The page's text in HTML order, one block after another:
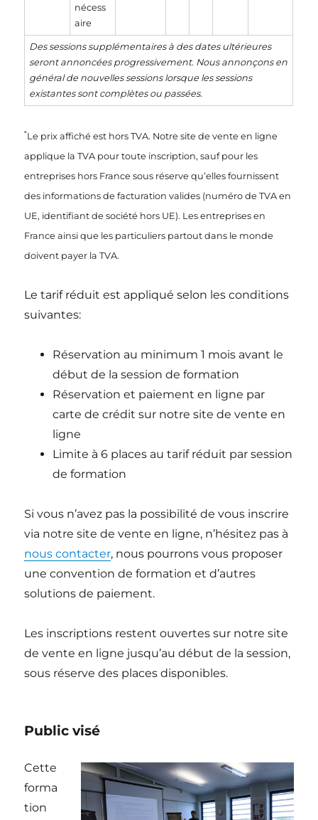
nécess
aire
Des sessions supplémentaires à des dates ultérieures
seront annoncées progressivement. Nous annonçons en
général de nouvelles sessions lorsque les sessions
existantes sont complètes ou passées.
*Le prix affiché est hors TVA. Notre site de vente en ligne
applique la TVA pour toute inscription, sauf pour les
entreprises hors France sous réserve qu’elles fournissent
des informations de facturation valides (numéro de TVA en
UE, identifiant de société hors UE). Les entreprises en
France ainsi que les particuliers partout dans le monde
doivent payer la TVA.
Le tarif réduit est appliqué selon les conditions
suivantes:
Réservation au minimum 1 mois avant le
début de la session de formation
Réservation et paiement en ligne par
carte de crédit sur notre site de vente en
ligne
Limite à 6 places au tarif réduit par session
de formation
Si vous n’avez pas la possibilité de vous inscrire
via notre site de vente en ligne, n’hésitez pas à
nous contacter, nous pourrons vous proposer
une convention de formation et d’autres
solutions de paiement.
Les inscriptions restent ouvertes sur notre site
de vente en ligne jusqu’au début de la session,
sous réserve des places disponibles.
Public visé
Cette
forma
tion